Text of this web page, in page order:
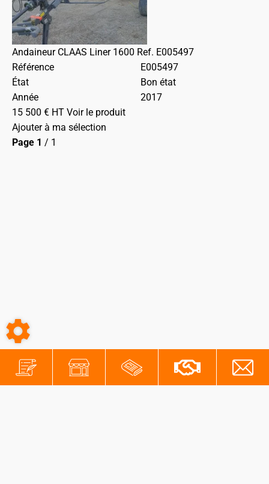
Andaineur CLAAS Liner 1600 Ref. E005497
Référence
E005497
État
Bon état
Année
2017
15 500 € HT Voir le produit
Ajouter à ma sélection
Page 1 / 1